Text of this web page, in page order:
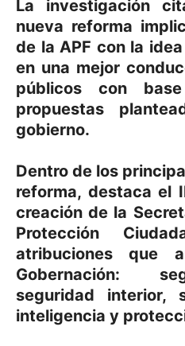
La investigación
nueva reforma
de la APF con la
en una mejor
públicos con
propuestas
gobierno.
Dentro de los
reforma, destaca el
creación de la
Protección
atribuciones que
Gobernación:
seguridad interior,
inteligencia y